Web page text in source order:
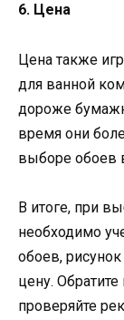
6. Цена
Цена также
для ванной
дороже
время они
выборе обоев
В итоге, при
необходимо
обоев,
цену.
проверяйте